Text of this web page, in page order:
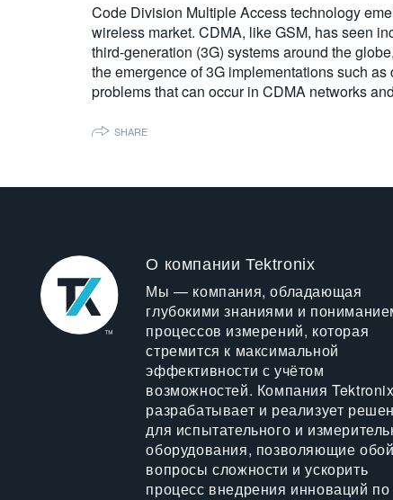
Code Division Multiple Access technology
wireless market. CDMA, like GSM, has seen
third-generation (3G) systems around the
the emergence of 3G implementations such
problems that can occur in CDMA networks
SHARE
О компании Tektronix
Мы — компания, обладающая
глубокими знаниями и
процессов измерений, которая
стремится к максимальной
эффективности с учётом
возможностей. Компания Tektronix
разрабатывает и реализует
для испытательного и
оборудования, позволяющие
вопросы сложности и ускорить
процесс внедрения инноваций по